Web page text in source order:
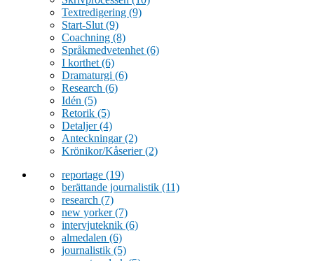
Textredigering (9)
Start-Slut (9)
Coachning (8)
Språkmedvetenhet (6)
I korthet (6)
Dramaturgi (6)
Research (6)
Idén (5)
Retorik (5)
Detaljer(4)
Anteckningar(2)
Krönikor/Kåserier(2)
reportage (19)
berättande journalistik (11)
research (7)
new yorker(7)
intervjuteknik (6)
almedalen (6)
journalistik (5)